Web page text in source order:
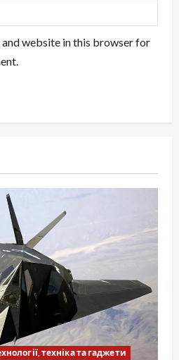
and website in this browser for
техніка та гаджети